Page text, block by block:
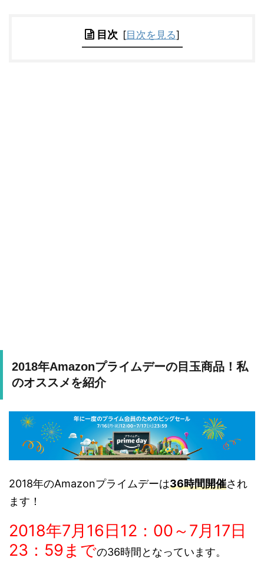
目次 [目次を見る]
2018年Amazonプライムデーの目玉商品！私
のオススメを紹介
2018年のAmazonプライムデーは36時間開催され
ます！
2018年7月16日12：00～7月17日
23：59までの36時間となっています。